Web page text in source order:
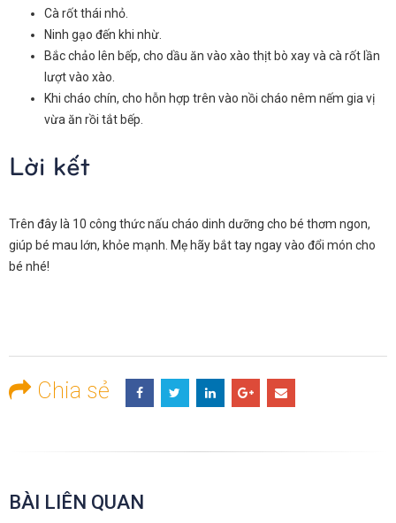
Cà rốt thái nhỏ.
Ninh gạo đến khi nhừ.
Bắc chảo lên bếp, cho dầu ăn vào xào thịt bò xay và cà rốt lần
lượt vào xào.
Khi cháo chín, cho hỗn hợp trên vào nồi cháo nêm nếm gia vị
vừa ăn rồi tắt bếp.
Lời kết
Trên đây là 10 công thức nấu cháo dinh dưỡng cho bé thơm ngon,
giúp bé mau lớn, khỏe mạnh. Mẹ hãy bắt tay ngay vào đổi món cho
bé nhé!
Chia sẻ
BÀI LIÊN QUAN